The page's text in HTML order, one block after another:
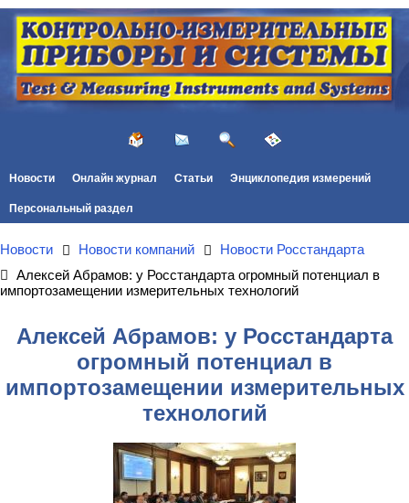
Новости Онлайн журнал Статьи Энциклопедия измерений
Персональный раздел
Новости Новости компаний
Новости Росстандарта
Алексей Абрамов: у Росстандарта огромный потенциал в
импортозамещении измерительных технологий
Алексей Абрамов: у Росстандарта
огромный потенциал в
импортозамещении измерительных
технологий